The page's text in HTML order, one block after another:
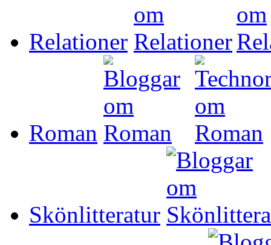
Relationer
Roman
Skönlitteratur